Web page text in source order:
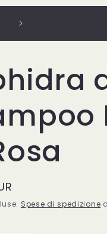
Spese di spedizione